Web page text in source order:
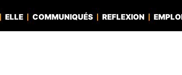
ELLE COMMUNIQUÉS REFLEXION